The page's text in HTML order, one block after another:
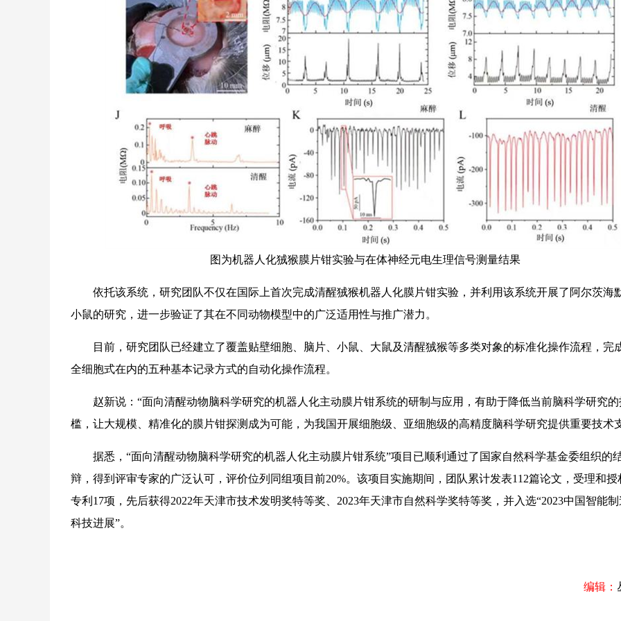
图为机器人化狨猴膜片钳实验与在体神经元电生理信号测量结果
依托该系统，研究团队不仅在国际上首次完成清醒狨猴机器人化膜片钳实验，并利用该系统开展了阿尔茨海
小鼠的研究，进一步验证了其在不同动物模型中的广泛适用性与推广潜力。
目前，研究团队已经建立了覆盖贴壁细胞、脑片、小鼠、大鼠及清醒狨猴等多类对象的标准化操作流程，完
全细胞式在内的五种基本记录方式的自动化操作流程。
赵新说：“面向清醒动物脑科学研究的机器人化主动膜片钳系统的研制与应用，有助于降低当前脑科学研究的
槛，让大规模、精准化的膜片钳探测成为可能，为我国开展细胞级、亚细胞级的高精度脑科学研究提供重要技术
据悉，“面向清醒动物脑科学研究的机器人化主动膜片钳系统”项目已顺利通过了国家自然科学基金委组织的
辩，得到评审专家的广泛认可，评价位列同组项目前20%。该项目实施期间，团队累计发表112篇论文，受理和授
专利17项，先后获得2022年天津市技术发明奖特等奖、2023年天津市自然科学奖特等奖，并入选“2023中国智能
科技进展”。
编辑：